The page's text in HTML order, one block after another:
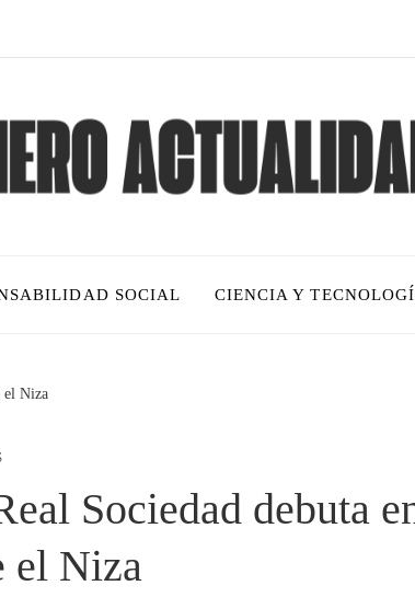
SOCIAL CIENCIA Y
el Niza
Sociedad debuta
el Niza